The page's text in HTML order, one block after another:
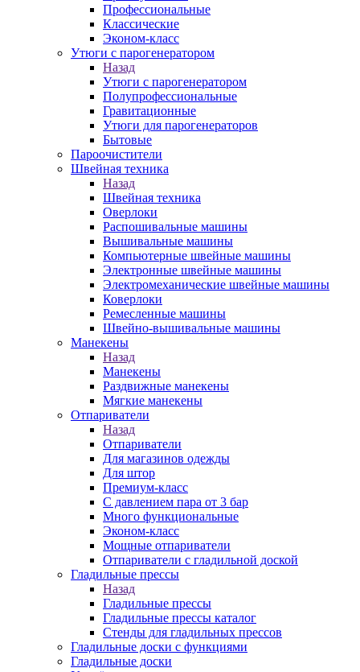
Профессиональные
Классические
Эконом-класс
Утюги с парогенератором
Назад
Утюги с парогенератором
Полупрофессиональные
Гравитационные
Утюги для парогенераторов
Бытовые
Пароочистители
Швейная техника
Назад
Швейная техника
Оверлоки
Распошивальные машины
Вышивальные машины
Компьютерные швейные машины
Электронные швейные машины
Электромеханические швейные машины
Коверлоки
Ремесленные машины
Швейно-вышивальные машины
Манекены
Назад
Манекены
Раздвижные манекены
Мягкие манекены
Отпариватели
Назад
Отпариватели
Для магазинов одежды
Для штор
Премиум-класс
С давлением пара от 3 бар
Много функциональные
Эконом-класс
Мощные отпариватели
Отпариватели с гладильной доской
Гладильные прессы
Назад
Гладильные прессы
Гладильные прессы каталог
Стенды для гладильных прессов
Гладильные доски с функциями
Гладильные доски